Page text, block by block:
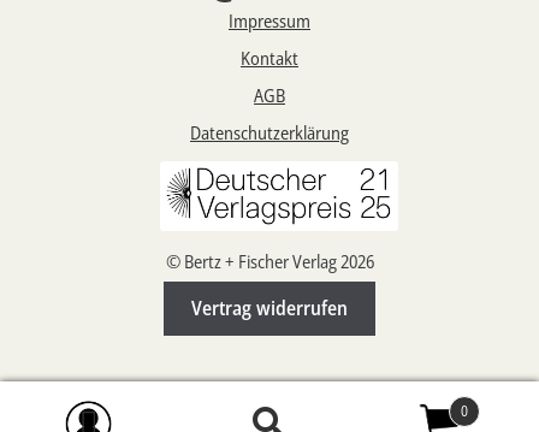
Impressum
Kontakt
AGB
Datenschutzerklärung
© Bertz + Fischer Verlag 2026
Vertrag widerrufen
0